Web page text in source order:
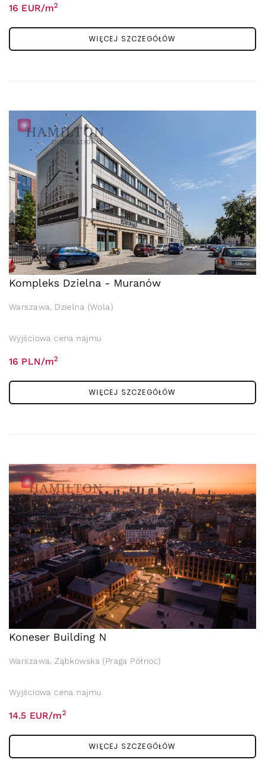
16 EUR/m2
WIĘCEJ SZCZEGÓŁÓW
Kompleks Dzielna - Muranów
Warszawa, Dzielna (Wola)
Wyjściowa cena najmu
16 PLN/m2
WIĘCEJ SZCZEGÓŁÓW
Koneser Building N
Warszawa, Ząbkowska (Praga Północ)
Wyjściowa cena najmu
14.5 EUR/m2
WIĘCEJ SZCZEGÓŁÓW